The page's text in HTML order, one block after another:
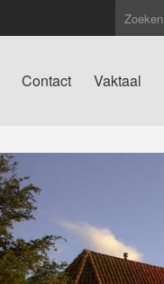
Contact Vaktaal